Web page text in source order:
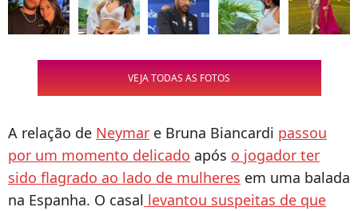
VEJA TODAS AS FOTOS
A relação de Neymar e Bruna Biancardi passou
por um momento delicado após o jogador ter
sido flagrado ao lado de mulheres em uma balada
na Espanha. O casal levantou suspeitas de que